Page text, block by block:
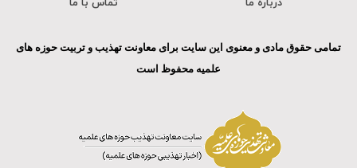
درباره ما تماس با ما
تمامی حقوق مادی و معنوی این سایت برای معاونت تهذیب و تربیت حوزه های
علمیه محفوظ است